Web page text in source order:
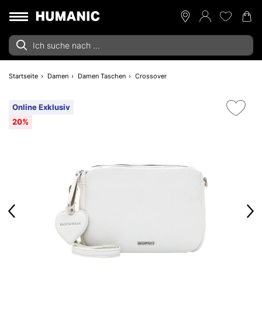
Startseite Damen Damen Taschen Crossover
Online Exklusiv
20%